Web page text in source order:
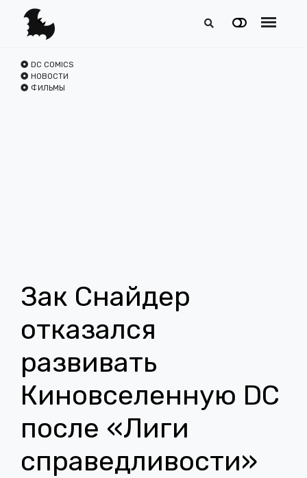
DC COMICS
НОВОСТИ
ФИЛЬМЫ
Зак ​​Снайдер
отказался
развивать
Киновселенную DC
после «Лиги
справедливости»